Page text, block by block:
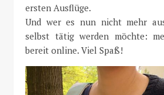
ersten Ausflüge.
Und wer es nun nicht mehr
selbst tätig werden möchte:
bereit online. Viel Spaß!